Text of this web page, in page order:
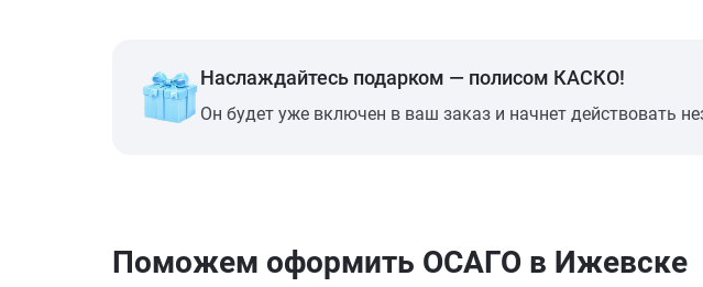
Наслаждайтесь подарком — полисом КАСКО!
Он будет уже включен в ваш заказ и начнет действовать
Поможем оформить ОСАГО в Ижевске